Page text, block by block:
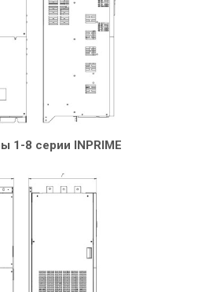
1-8 серии INPRIME